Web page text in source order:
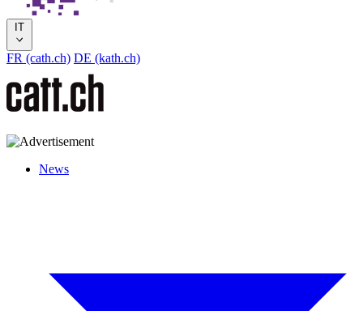
IT
FR (cath.ch) DE (kath.ch)
News